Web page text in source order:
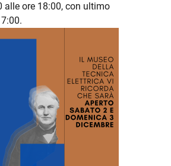
alle ore 18:00, con ultimo